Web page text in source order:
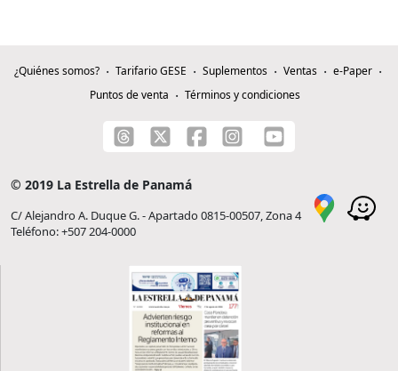
¿Quiénes somos? Tarifario GESE Suplementos Ventas
e-Paper
Puntos de venta
Términos y condiciones
© 2019 La Estrella de Panamá
C/ Alejandro A. Duque G. - Apartado 0815-00507, Zona 4
Teléfono: +507 204-0000